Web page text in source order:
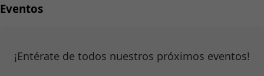
Eventos
¡Entérate de todos nuestros próximos eventos!